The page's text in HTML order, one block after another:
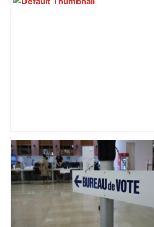
Bilan du marché du logement neuf :
une lueur d'espoir pour l'immobilier à
Toulouse ? – Actu.fr